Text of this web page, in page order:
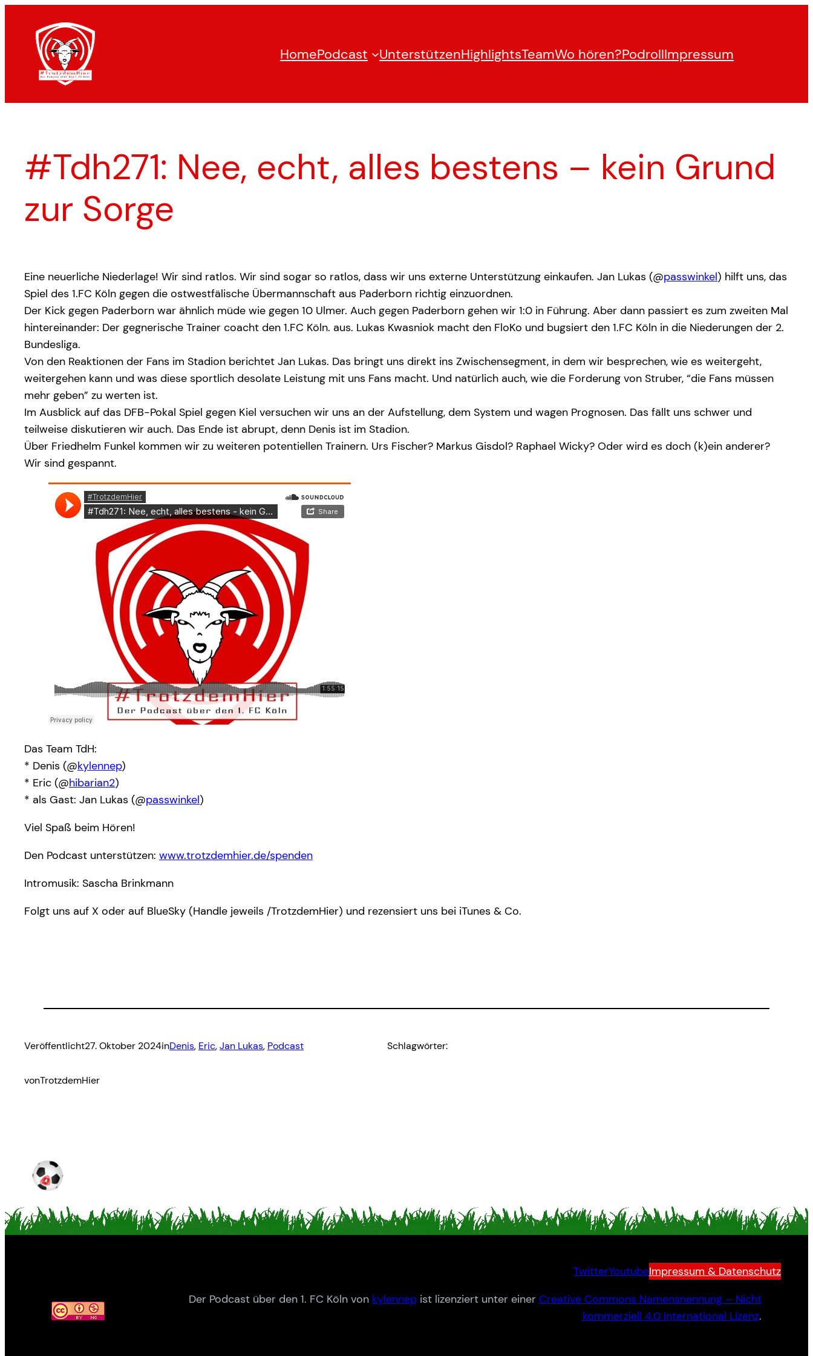
springen
HomePodcast UnterstützenHighlightsTeamWo hören?PodrollImpressum
#Tdh271: Nee, echt, alles bestens – kein Grund
zur Sorge
Eine neuerliche Niederlage! Wir sind ratlos. Wir sind sogar so ratlos, dass wir uns externe Unterstützung einkaufen. Jan Lukas (@passwinkel) hilft uns, das
Spiel des 1.FC Köln gegen die ostwestfälische Übermannschaft aus Paderborn richtig einzuordnen.
Der Kick gegen Paderborn war ähnlich müde wie gegen 10 Ulmer. Auch gegen Paderborn gehen wir 1:0 in Führung. Aber dann passiert es zum zweiten Mal
hintereinander: Der gegnerische Trainer coacht den 1.FC Köln. aus. Lukas Kwasniok macht den FloKo und bugsiert den 1.FC Köln in die Niederungen der 2.
Bundesliga.
Von den Reaktionen der Fans im Stadion berichtet Jan Lukas. Das bringt uns direkt ins Zwischensegment, in dem wir besprechen, wie es weitergeht,
weitergehen kann und was diese sportlich desolate Leistung mit uns Fans macht. Und natürlich auch, wie die Forderung von Struber, “die Fans müssen
mehr geben” zu werten ist.
Im Ausblick auf das DFB-Pokal Spiel gegen Kiel versuchen wir uns an der Aufstellung, dem System und wagen Prognosen. Das fällt uns schwer und
teilweise diskutieren wir auch. Das Ende ist abrupt, denn Denis ist im Stadion.
Über Friedhelm Funkel kommen wir zu weiteren potentiellen Trainern. Urs Fischer? Markus Gisdol? Raphael Wicky? Oder wird es doch (k)ein anderer?
Wir sind gespannt.
Das Team TdH:
* Denis (@kylennep)
* Eric (@hibarian2)
* als Gast: Jan Lukas (@passwinkel)
Viel Spaß beim Hören!
Den Podcast unterstützen: www.trotzdemhier.de/spenden
Intromusik: Sascha Brinkmann
Folgt uns auf X oder auf BlueSky (Handle jeweils /TrotzdemHier) und rezensiert uns bei iTunes & Co.
Veröffentlicht27. Oktober 2024inDenis, Eric, Jan Lukas, Podcast
vonTrotzdemHier
Schlagwörter:
TwitterYoutubeImpressum & Datenschutz
Der Podcast über den 1. FC Köln von kylennepist lizenziert unter einer Creative Commons Namensnennung – Nicht
kommerziell 4.0 International Lizenz.